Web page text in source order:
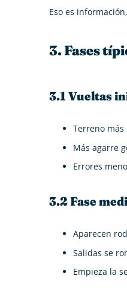
Eso es
3. Fases
3.1 Vueltas
Terreno más
Más agarre
Errores
3.2 Fase
Aparecen
Salidas se
Empieza la